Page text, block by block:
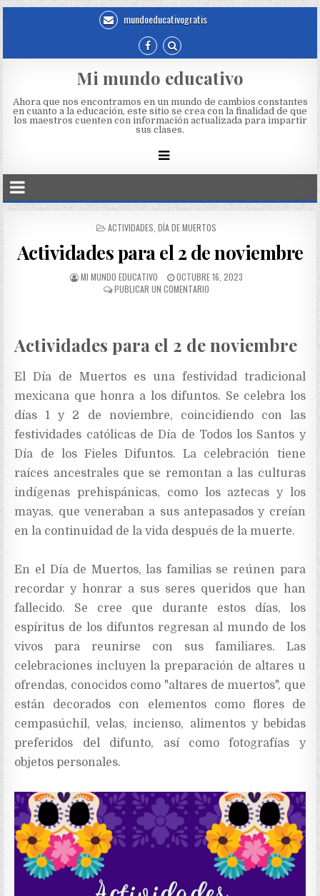
mundoeducativogratis
Mi mundo educativo
Ahora que nos encontramos en un mundo de cambios constantes
en cuanto a la educación, este sitio se crea con la finalidad de que
los maestros cuenten con información actualizada para impartir
sus clases.
ACTIVIDADES DÍA DE MUERTOS
Actividades para el 2 de noviembre
MI MUNDO EDUCATIVO
OCTUBRE 16, 2023
PUBLICAR UN COMENTARIO
Actividades para el 2 de noviembre
El Día de Muertos es una festividad tradicional
mexicana que honra a los difuntos. Se celebra los
días 1 y 2 de noviembre, coincidiendo con las
festividades católicas de Día de Todos los Santos y
Día de los Fieles Difuntos. La celebración tiene
raíces ancestrales que se remontan a las culturas
indígenas prehispánicas, como los aztecas y los
mayas, que veneraban a sus antepasados y creían
en la continuidad de la vida después de la muerte.
En el Día de Muertos, las familias se reúnen para
recordar y honrar a sus seres queridos que han
fallecido. Se cree que durante estos días, los
espíritus de los difuntos regresan al mundo de los
vivos para reunirse con sus familiares. Las
celebraciones incluyen la preparación de altares u
ofrendas, conocidos como "altares de muertos", que
están decorados con elementos como flores de
cempasúchil, velas, incienso, alimentos y bebidas
preferidos del difunto, así como fotografías y
objetos personales.